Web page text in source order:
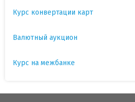
Курс конвертации карт
Валютный аукцион
Курс на межбанке